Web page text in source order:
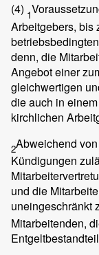
(4) 1
Arbeitgebers, bis
denn, die
Angebot einer
gleichwertigen
die auch in
kirchlichen
2Abweichend
Kündigungen
und die
uneingeschränkt
Mitarbeitenden,